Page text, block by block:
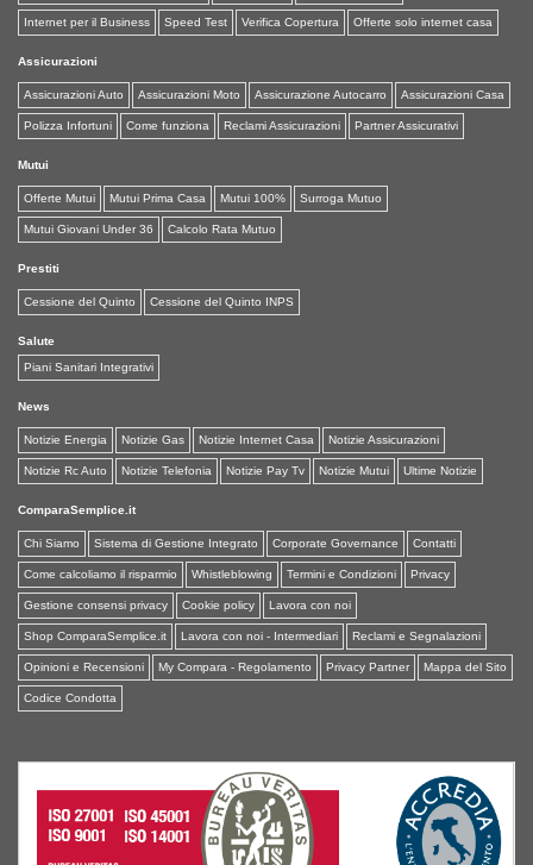
Internet per il Business Speed Test Verifica Copertura Offerte solo internet casa
Assicurazioni
Assicurazioni Auto Assicurazioni Moto Assicurazione Autocarro Assicurazioni Casa
Polizza Infortuni Come funziona Reclami Assicurazioni Partner Assicurativi
Mutui
Offerte Mutui Mutui Prima Casa Mutui 100% Surroga Mutuo
Mutui Giovani Under 36 Calcolo Rata Mutuo
Prestiti
Cessione del Quinto Cessione del Quinto INPS
Salute
Piani Sanitari Integrativi
News
Notizie Energia Notizie Gas Notizie Internet Casa Notizie Assicurazioni
Notizie Rc Auto Notizie Telefonia Notizie Pay Tv Notizie Mutui Ultime Notizie
ComparaSemplice.it
Chi Siamo Sistema di Gestione Integrato Corporate Governance Contatti
Come calcoliamo il risparmio Whistleblowing Termini e Condizioni Privacy
Gestione consensi privacy Cookie policy Lavora con noi
Shop ComparaSemplice.it Lavora con noi - Intermediari Reclami e Segnalazioni
Opinioni e Recensioni My Compara - Regolamento Privacy Partner Mappa del Sito
Codice Condotta